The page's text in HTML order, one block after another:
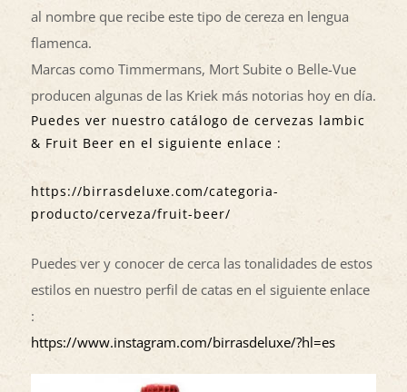
al nombre que recibe este tipo de cereza en lengua
flamenca.
Marcas como Timmermans, Mort Subite o Belle-Vue
producen algunas de las Kriek más notorias hoy en día.
Puedes ver nuestro catálogo de cervezas lambic
& Fruit Beer en el siguiente enlace :
https://birrasdeluxe.com/categoria-
producto/cerveza/fruit-beer/
Puedes ver y conocer de cerca las tonalidades de estos
estilos en nuestro perfil de catas en el siguiente enlace
:
https://www.instagram.com/birrasdeluxe/?hl=es